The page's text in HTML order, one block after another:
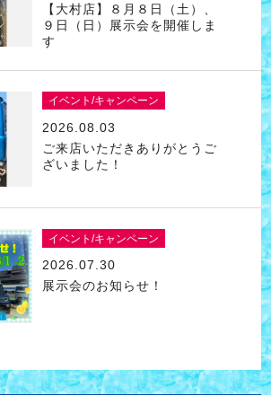
【大村店】８月８日（土）、
９日（日）展示会を開催しま
す
イベント/キャンペーン
2026.08.03
ご来店いただきありがとうご
ざいました！
イベント/キャンペーン
2026.07.30
展示会のお知らせ！